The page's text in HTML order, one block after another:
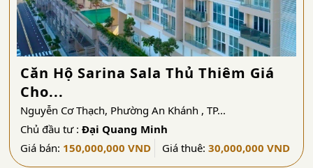
Căn Hộ Sarina Sala Thủ Thiêm Giá
Cho...
Nguyễn Cơ Thạch, Phường An Khánh , TP...
Chủ đầu tư : Đại Quang Minh
Giá bán: 150,000,000 VND Giá thuê: 30,000,000 VND